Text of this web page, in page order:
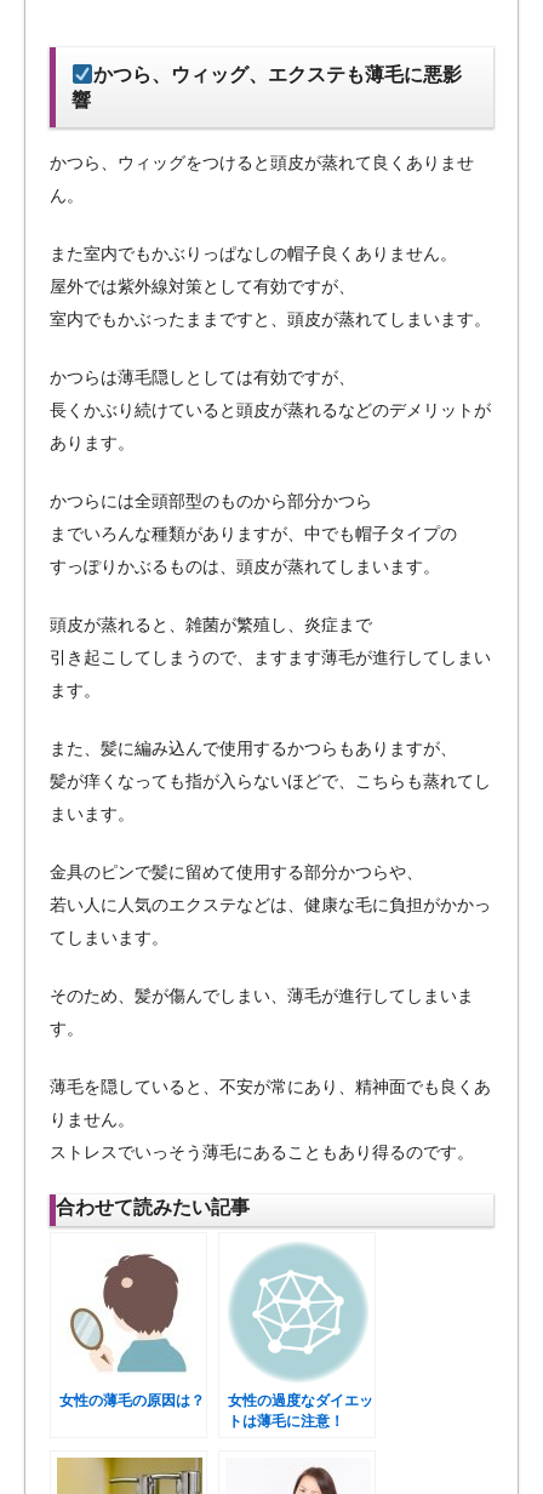
かつら、ウィッグ、エクステも薄毛に悪影
響
かつら、ウィッグをつけると頭皮が蒸れて良くありませ
ん。
また室内でもかぶりっぱなしの帽子良くありません。
屋外では紫外線対策として有効ですが、
室内でもかぶったままですと、頭皮が蒸れてしまいます。
かつらは薄毛隠しとしては有効ですが、
長くかぶり続けていると頭皮が蒸れるなどのデメリットが
あります。
かつらには全頭部型のものから部分かつら
までいろんな種類がありますが、中でも帽子タイプの
すっぽりかぶるものは、頭皮が蒸れてしまいます。
頭皮が蒸れると、雑菌が繁殖し、炎症まで
引き起こしてしまうので、ますます薄毛が進行してしまい
ます。
また、髪に編み込んで使用するかつらもありますが、
髪が痒くなっても指が入らないほどで、こちらも蒸れてし
まいます。
金具のピンで髪に留めて使用する部分かつらや、
若い人に人気のエクステなどは、健康な毛に負担がかかっ
てしまいます。
そのため、髪が傷んでしまい、薄毛が進行してしまいま
す。
薄毛を隠していると、不安が常にあり、精神面でも良くあ
りません。
ストレスでいっそう薄毛にあることもあり得るのです。
合わせて読みたい記事
女性の薄毛の原因は？
女性の過度なダイエッ
トは薄毛に注意！